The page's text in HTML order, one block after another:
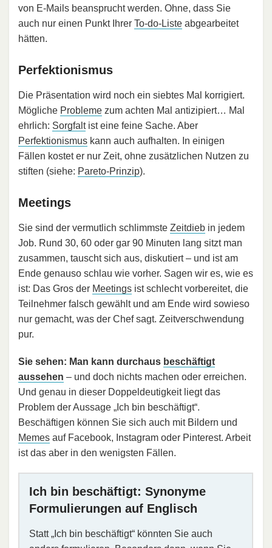
von E-Mails beansprucht werden. Ohne, dass Sie
auch nur einen Punkt Ihrer To-do-Liste abgearbeitet
hätten.
Perfektionismus
Die Präsentation wird noch ein siebtes Mal korrigiert.
Mögliche Probleme zum achten Mal antizipiert… Mal
ehrlich: Sorgfaltist eine feine Sache. Aber
Perfektionismus kann auch aufhalten. In einigen
Fällen kostet er nur Zeit, ohne zusätzlichen Nutzen zu
stiften (siehe: Pareto-Prinzip).
Meetings
Sie sind der vermutlich schlimmste Zeitdieb in jedem
Job. Rund 30, 60 oder gar 90 Minuten lang sitzt man
zusammen, tauscht sich aus, diskutiert – und ist am
Ende genauso schlau wie vorher. Sagen wir es, wie es
ist: Das Gros der Meetings ist schlecht vorbereitet, die
Teilnehmer falsch gewählt und am Ende wird sowieso
nur gemacht, was der Chef sagt. Zeitverschwendung
pur.
Sie sehen: Man kann durchaus beschäftigt
aussehen – und doch nichts machen oder erreichen.
Und genau in dieser Doppeldeutigkeit liegt das
Problem der Aussage „Ich bin beschäftigt“.
Beschäftigen können Sie sich auch mit Bildern und
Memes auf Facebook, Instagram oder Pinterest. Arbeit
ist das aber in den wenigsten Fällen.
Ich bin beschäftigt: Synonyme
Formulierungen auf Englisch
Statt „Ich bin beschäftigt“ könnten Sie auch